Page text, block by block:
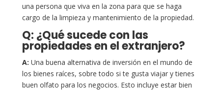
una persona que viva en la zona para que se haga
cargo de la limpieza y mantenimiento de la propiedad.
Q: ¿Qué sucede con las
propiedades en el extranjero?
A: Una buena alternativa de inversión en el mundo de
los bienes raíces, sobre todo si te gusta viajar y tienes
buen olfato para los negocios. Esto incluye estar bien